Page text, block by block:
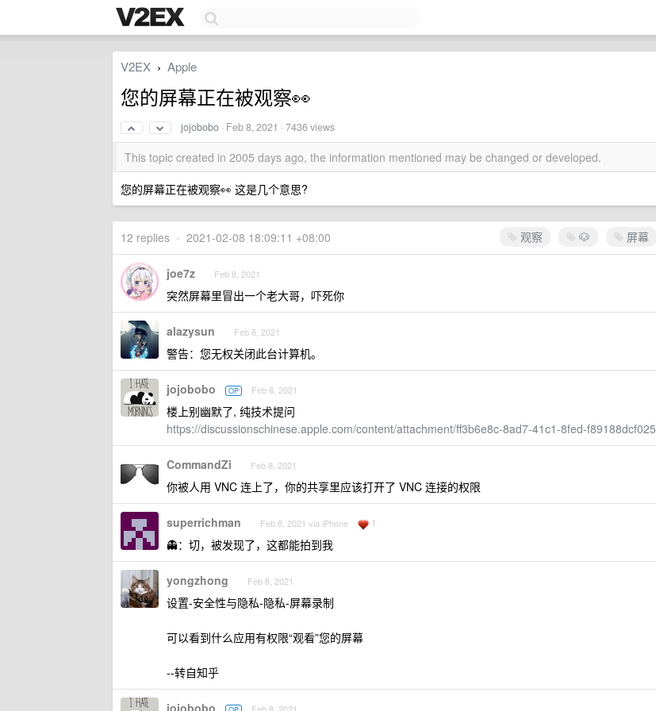
V2EX › Apple
您的屏幕正在被观察👀
jojobobo · Feb 8, 2021 · 7436 views
This topic created in 2005 days ago, the information mentioned may be changed or developed.
您的屏幕正在被观察👀 这是几个意思?
观察 🐶 屏幕
12 replies • 2021-02-08 18:09:11 +08:00
joe7z Feb 8, 2021
突然屏幕里冒出一个老大哥，吓死你
alazysun Feb 8, 2021
警告：您无权关闭此台计算机。
jojobobo OP Feb 8, 2021
楼上别幽默了, 纯技术提问
https://discussionschinese.apple.com/content/attachment/ff3b6e8c-8ad7-41c1-8fed-f89188dcf025
CommandZi Feb 8, 2021
你被人用 VNC 连上了，你的共享里应该打开了 VNC 连接的权限
superrichman Feb 8, 2021 via iPhone 1
👻：切，被发现了，这都能拍到我
yongzhong Feb 8, 2021
设置-安全性与隐私-隐私-屏幕录制
可以看到什么应用有权限“观看”您的屏幕
--转自知乎
jojobobo